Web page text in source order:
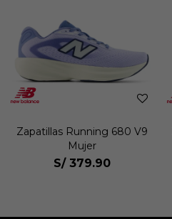
Zapatillas Running 680 V9
Mujer
S/ 379.90